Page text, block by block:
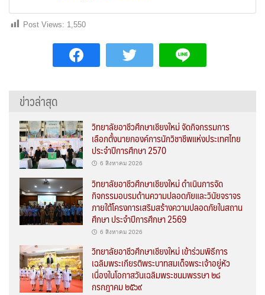
Post Views: 1,550
ข่าวล่าสุด
วิทยาลัยอาชีวศึกษาเชียงใหม่ จัดกิจกรรมการ
เลือกตั้งนายกองค์การนักวิชาชีพแห่งประเทศไทย
ประจำปีการศึกษา 2570
6 สิงหาคม 2026
วิทยาลัยอาชีวศึกษาเชียงใหม่ ดำเนินการจัด
กิจกรรมอบรมด้านความปลอดภัยและวินัยจราจร
ภายใต้โครงการเสริมสร้างความปลอดภัยในสถาน
ศึกษา ประจำปีการศึกษา 2569
6 สิงหาคม 2026
วิทยาลัยอาชีวศึกษาเชียงใหม่ เข้าร่วมพิธีการ
เฉลิมพระเกียรติพระบาทสมเด็จพระเจ้าอยู่หัว
เนื่องในโอกาสวันเฉลิมพระชนมพรรษา ๒๘
กรกฎาคม ๒๕๖๙